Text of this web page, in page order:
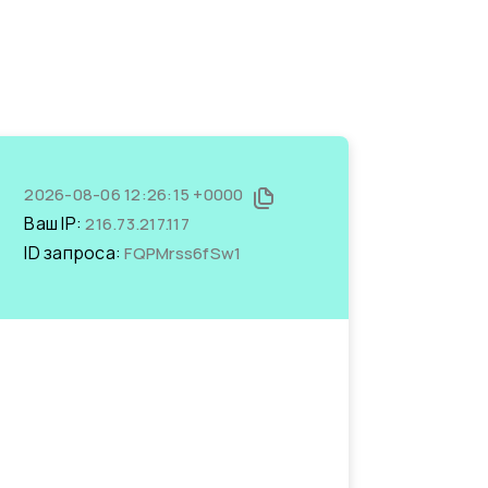
2026-08-06 12:26:15 +0000
Ваш IP:216.73.217.117
ID запроса:FQPMrss6fSw1